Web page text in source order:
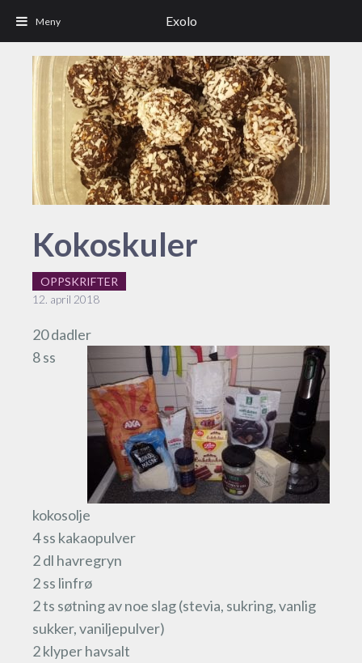
Kokoskuler
OPPSKRIFTER
12. april 2018
20 dadler
8 ss
kokosolje
4 ss kakaopulver
2 dl havregryn
2 ss linfrø
2 ts søtning av noe slag (stevia, sukring, vanlig
sukker, vaniljepulver)
2 klyper havsalt
Exolo